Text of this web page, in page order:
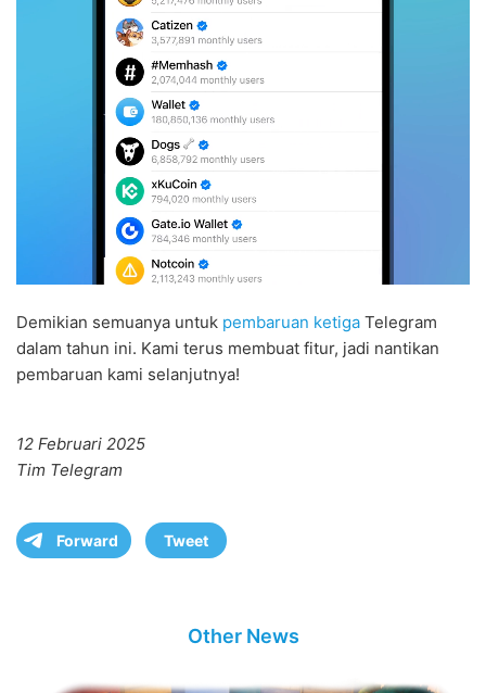
Demikian semuanya untuk pembaruan ketiga Telegram
dalam tahun ini. Kami terus membuat fitur, jadi nantikan
pembaruan kami selanjutnya!
12 Februari 2025
Tim Telegram
Forward Tweet
Other News